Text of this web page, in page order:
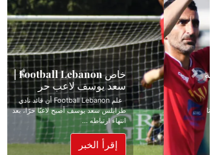
خاص Football Lebanon |
سعد يوسف لاعب حر
علم Football Lebanon أن قائد نادي
طرابلس سعد يوسف أصبح لاعبًا حرًا، بعد
انتهاء ارتباطه ...
إقرأ الخبر
Previous
Next